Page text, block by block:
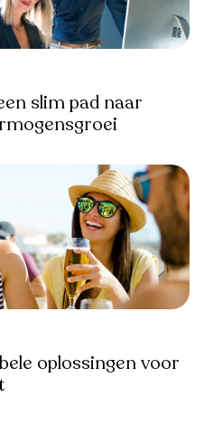
slim pad naar
oplossingen voor